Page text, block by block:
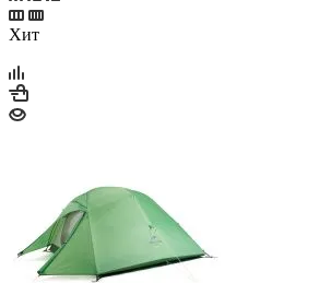
Хит